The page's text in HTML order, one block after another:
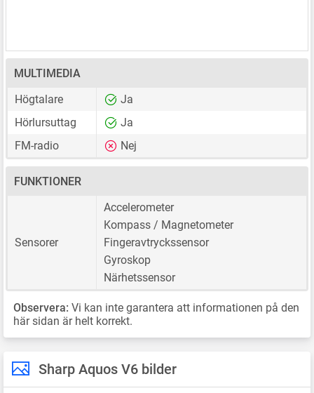
MULTIMEDIA
Högtalare
Ja
Hörlursuttag
Ja
FM-radio
Nej
FUNKTIONER
Sensorer
Accelerometer
Kompass / Magnetometer
Fingeravtryckssensor
Gyroskop
Närhetssensor
Observera: Vi kan inte garantera att informationen på den
här sidan är helt korrekt.
Sharp Aquos V6 bilder